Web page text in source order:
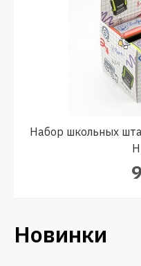
Набор школьных
Новинки